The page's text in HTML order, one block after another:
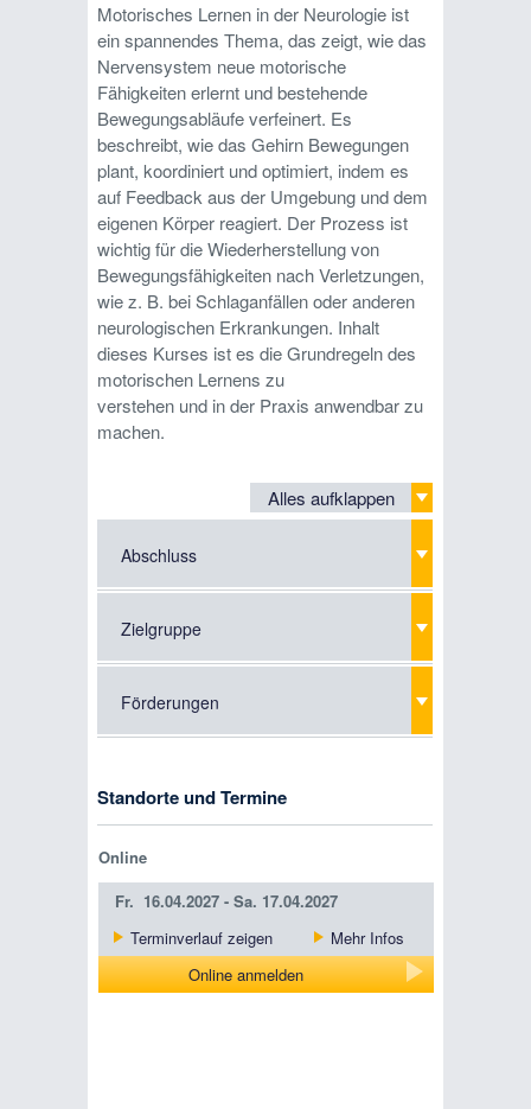
Motorisches Lernen in der Neurologie ist
ein spannendes Thema, das zeigt, wie das
Nervensystem neue motorische
Fähigkeiten erlernt und bestehende
Bewegungsabläufe verfeinert. Es
beschreibt, wie das Gehirn Bewegungen
plant, koordiniert und optimiert, indem es
auf Feedback aus der Umgebung und dem
eigenen Körper reagiert. Der Prozess ist
wichtig für die Wiederherstellung von
Bewegungsfähigkeiten nach Verletzungen,
wie z. B. bei Schlaganfällen oder anderen
neurologischen Erkrankungen. Inhalt
dieses Kurses ist es die Grundregeln des
motorischen Lernens zu
verstehen und in der Praxis anwendbar zu
machen.
Alles aufklappen
Abschluss
Zielgruppe
Förderungen
Standorte und Termine
Online
Fr. 16.04.2027 - Sa. 17.04.2027
Terminverlauf zeigen
Mehr Infos
Online anmelden